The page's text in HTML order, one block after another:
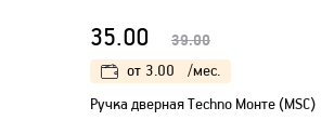
35.00 39.00
от 3.00
/мес.
Ручка дверная Techno Монте (МSC)